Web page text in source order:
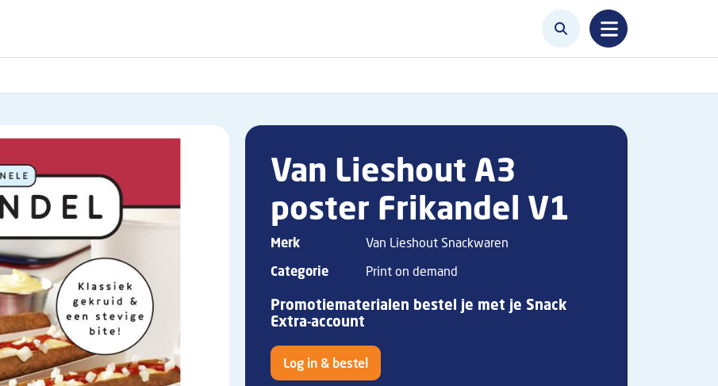
Van Lieshout A3
poster Frikandel V1
Merk
Van Lieshout Snackwaren
Categorie
Print on demand
Promotiematerialen bestel je met je Snack
Extra-account
Log in & bestel